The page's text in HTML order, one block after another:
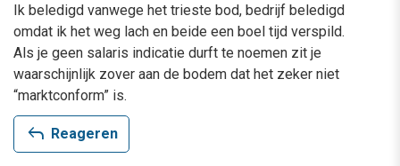
Ik beledigd vanwege het trieste bod, bedrijf beledigd
omdat ik het weg lach en beide een boel tijd verspild.
Als je geen salaris indicatie durft te noemen zit je
waarschijnlijk zover aan de bodem dat het zeker niet
“marktconform” is.
reply Reageren